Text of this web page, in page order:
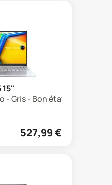
15"
- Gris - Bon état
527,99€